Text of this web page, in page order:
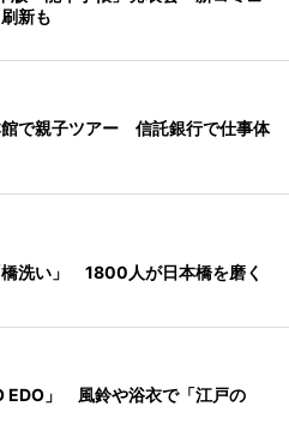
新も
館で親子ツアー 信託銀行で仕事体
橋洗い」 1800人が日本橋を磨く
EDO」 風鈴や浴衣で「江戸の